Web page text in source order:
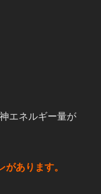
エネルギー量が
あります。